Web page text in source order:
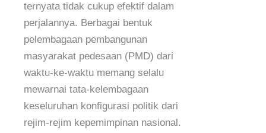
ternyata tidak cukup efektif dalam
perjalannya. Berbagai bentuk
pelembagaan pembangunan
masyarakat pedesaan (PMD) dari
waktu-ke-waktu memang selalu
mewarnai tata-kelembagaan
keseluruhan konfigurasi politik dari
rejim-rejim kepemimpinan nasional.